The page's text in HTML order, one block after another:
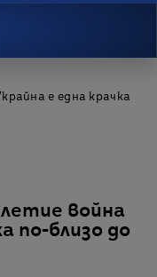
е една крачка
война
по-близо до